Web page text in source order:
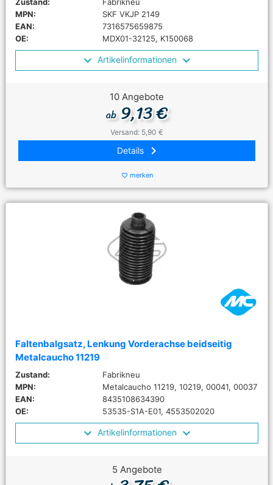
MPN:
SKF VKJP 2149
EAN:
7316575659875
OE:
MDX01-32125, K150068
Artikelinformationen
10 Angebote
ab9,13 €
Versand: 5,90 €
Details keyboard_arrow_right
favorite_border merken
Faltenbalgsatz, Lenkung Vorderachse beidseitig
Metalcaucho 11219
Zustand:
Fabrikneu
MPN:
Metalcaucho 11219, 10219, 00041, 00037
EAN:
8435108634390
OE:
53535-S1A-E01, 4553502020
Artikelinformationen
5 Angebote